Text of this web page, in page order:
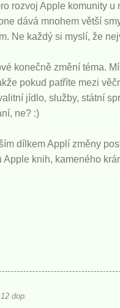
rozvoj Apple komunity
dává mnohem větší
Ne každý si myslí, že
konečně změní téma.
pokud patříte mezi
jídlo, služby, státní
ne? :)
dílkem Applí změny
knih, kameného
dop.